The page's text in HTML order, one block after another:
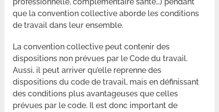
que la convention collective aborde les conditions
de travail dans leur ensemble.
La convention collective peut contenir des
dispositions non prévues par le Code du travail.
Aussi, il peut arriver qu’elle reprenne des
dispositions du code de travail, mais en définissant
des conditions plus avantageuses que celles
prévues par le code. Il est donc important de